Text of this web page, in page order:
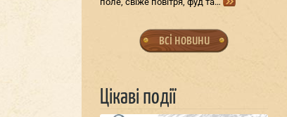
всі новини
Цікаві події